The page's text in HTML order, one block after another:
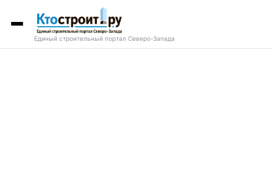
Единый строительный портал Северо-Запада